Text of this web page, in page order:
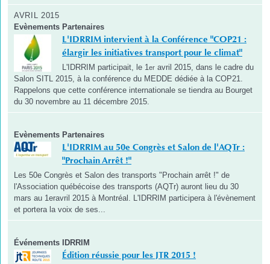
AVRIL 2015
Evènements Partenaires
L'IDRRIM intervient à la Conférence "COP21 :
élargir les initiatives transport pour le climat"
L'IDRRIM participait, le 1er avril 2015, dans le cadre du
Salon SITL 2015, à la conférence du MEDDE dédiée à la COP21.
Rappelons que cette conférence internationale se tiendra au Bourget
du 30 novembre au 11 décembre 2015.
Evènements Partenaires
L'IDRRIM au 50e Congrès et Salon de l'AQTr :
"Prochain Arrêt !"
Les 50e Congrès et Salon des transports "Prochain arrêt !" de
l'Association québécoise des transports (AQTr) auront lieu du 30
mars au 1eravril 2015 à Montréal. L'IDRRIM participera à l'évènement
et portera la voix de ses...
Événements IDRRIM
Édition réussie pour les JTR 2015 !